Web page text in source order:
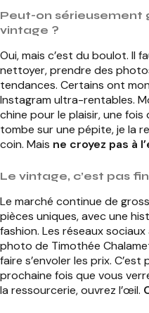
Peut-on sérieusement
vintage ?
Oui, mais c’est du boulot. Il
nettoyer, prendre des
tendances. Certains ont
Instagram ultra-rentables.
chine pour le plaisir, une
tombe sur une pépite, je la
coin. Mais ne croyez pas à
Le vintage, c’est pas
Le marché continue de
pièces uniques, avec une
fashion. Les réseaux
photo de Timothée
faire s’envoler les prix.
prochaine fois que vous
la ressourcerie, ouvrez l’œil.